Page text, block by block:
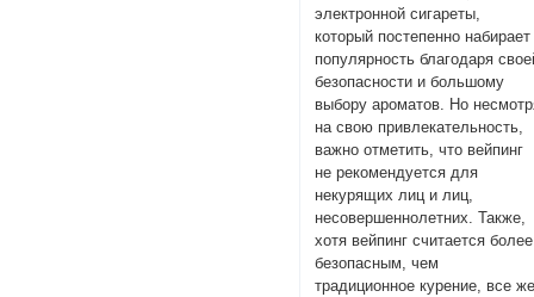
электронной сигареты,
который постепенно набирает
популярность благодаря
безопасности и большому
выбору ароматов. Но
на свою привлекательность,
важно отметить, что вейпинг
не рекомендуется для
некурящих лиц и лиц,
несовершеннолетних. Также,
хотя вейпинг считается более
безопасным, чем
традиционное курение, все